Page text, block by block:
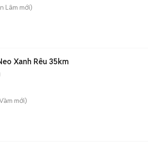
Lâm mới)
Xanh Rêu 35km
mới)